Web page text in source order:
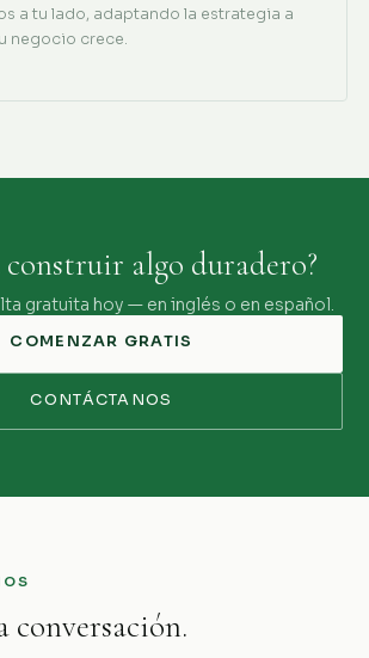
a tu lado, adaptando la estrategia a
negocio crece.
construir algo duradero?
gratuita hoy — en inglés o en español.
COMENZAR GRATIS
CONTÁCTANOS
conversación.